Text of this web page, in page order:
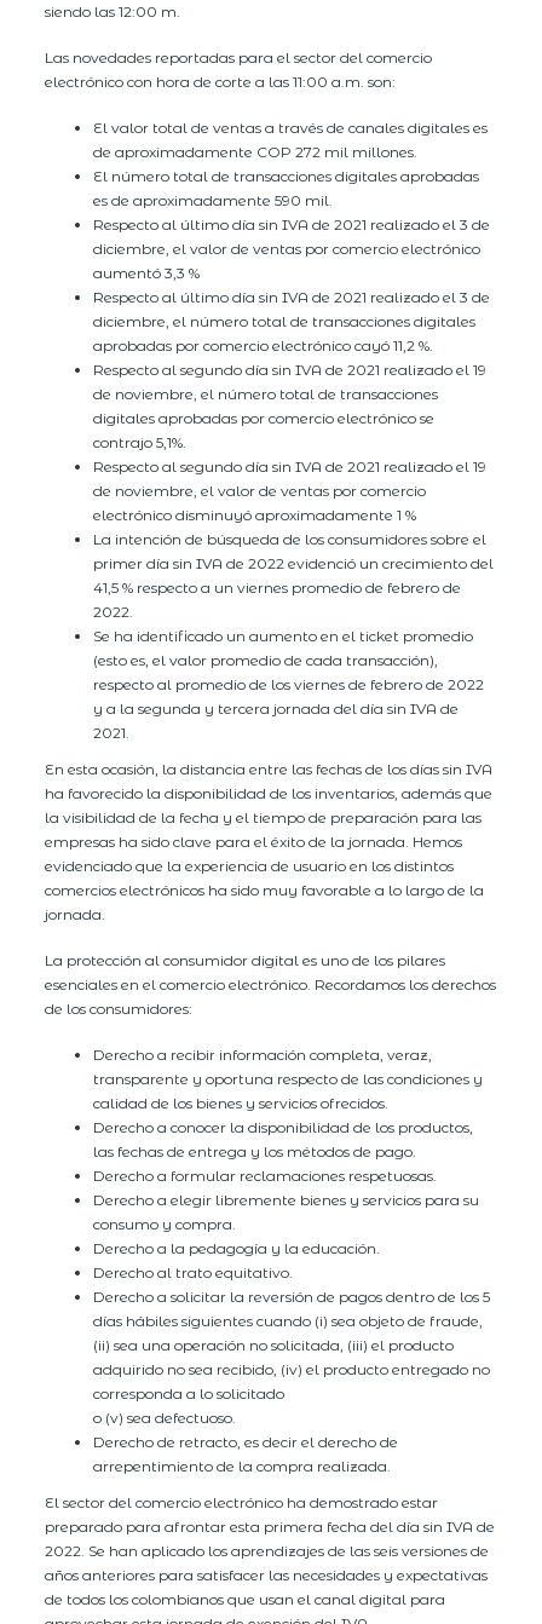
siendo las 12:00 m.
Las novedades reportadas para el sector del comercio
electrónico con hora de corte a las 11:00 a.m. son:
El valor total de ventas a través de canales digitales es
de aproximadamente COP 272 mil millones.
El número total de transacciones digitales aprobadas
es de aproximadamente 590 mil.
Respecto al último día sin IVA de 2021 realizado el 3 de
diciembre, el valor de ventas por comercio electrónico
aumentó 3,3 %
Respecto al último día sin IVA de 2021 realizado el 3 de
diciembre, el número total de transacciones digitales
aprobadas por comercio electrónico cayó 11,2 %.
Respecto al segundo día sin IVA de 2021 realizado el 19
de noviembre, el número total de transacciones
digitales aprobadas por comercio electrónico se
contrajo 5,1%.
Respecto al segundo día sin IVA de 2021 realizado el 19
de noviembre, el valor de ventas por comercio
electrónico disminuyó aproximadamente 1 %
La intención de búsqueda de los consumidores sobre el
primer día sin IVA de 2022 evidenció un crecimiento del
41,5 % respecto a un viernes promedio de febrero de
2022.
Se ha identificado un aumento en el ticket promedio
(esto es, el valor promedio de cada transacción),
respecto al promedio de los viernes de febrero de 2022
y a la segunda y tercera jornada del día sin IVA de
2021.
En esta ocasión, la distancia entre las fechas de los días sin IVA
ha favorecido la disponibilidad de los inventarios, además que
la visibilidad de la fecha y el tiempo de preparación para las
empresas ha sido clave para el éxito de la jornada. Hemos
evidenciado que la experiencia de usuario en los distintos
comercios electrónicos ha sido muy favorable a lo largo de la
jornada.
La protección al consumidor digital es uno de los pilares
esenciales en el comercio electrónico. Recordamos los derechos
de los consumidores:
Derecho a recibir información completa, veraz,
transparente y oportuna respecto de las condiciones y
calidad de los bienes y servicios ofrecidos.
Derecho a conocer la disponibilidad de los productos,
las fechas de entrega y los métodos de pago.
Derecho a formular reclamaciones respetuosas.
Derecho a elegir libremente bienes y servicios para su
consumo y compra.
Derecho a la pedagogía y la educación.
Derecho al trato equitativo.
Derecho a solicitar la reversión de pagos dentro de los 5
días hábiles siguientes cuando (i) sea objeto de fraude,
(ii) sea una operación no solicitada, (iii) el producto
adquirido no sea recibido, (iv) el producto entregado no
corresponda a lo solicitado
o (v) sea defectuoso.
Derecho de retracto, es decir el derecho de
arrepentimiento de la compra realizada.
El sector del comercio electrónico ha demostrado estar
preparado para afrontar esta primera fecha del día sin IVA de
2022. Se han aplicado los aprendizajes de las seis versiones de
años anteriores para satisfacer las necesidades y expectativas
de todos los colombianos que usan el canal digital para